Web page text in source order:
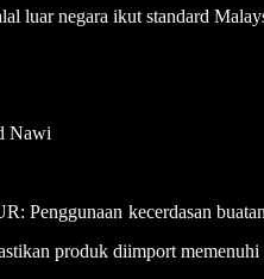
luar negara ikut standard
Nawi
Penggunaan kecerdasan
produk diimport memenuhi